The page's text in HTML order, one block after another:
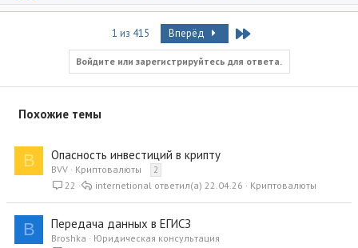
а
1 из 415 Вперёд Last
Войдите или зарегистрируйтесь для ответа.
Похожие темы
B Опасность инвестиций в крипту
BVV Криптовалюты 2
22 Криптовалюты
22.04.26
internetional
B Передача данных в ЕГИСЗ
Broshka
Юридическая консультация